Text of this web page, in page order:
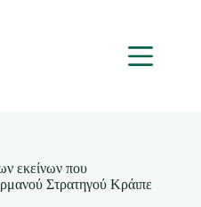
Μενου
εκείνων που
Στρατηγού Κράιπε